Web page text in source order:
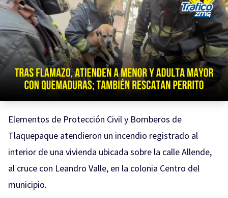
Elementos de Protección Civil y Bomberos de
Tlaquepaque atendieron un incendio registrado al
interior de una vivienda ubicada sobre la calle Allende,
al cruce con Leandro Valle, en la colonia Centro del
municipio.